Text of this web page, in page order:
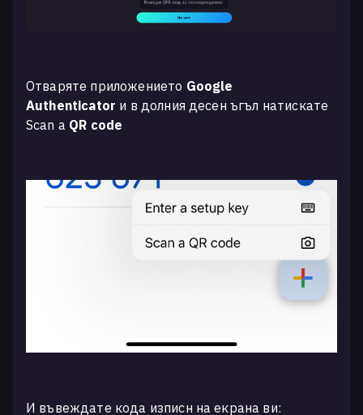
Отваряте приложението Google
Authenticator и в долния десен ъгъл натискате
Scan a QR code
И въвеждате кода изписн на екрана ви: